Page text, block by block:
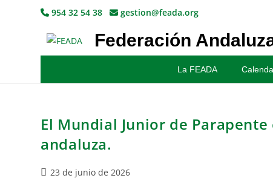
954 32 54 38 gestion@feada.org
Federación
La FEADA
El Mundial Junior de
andaluza.
23 de junio de 2026